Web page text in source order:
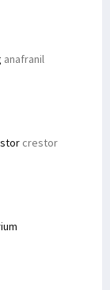
anafranil
crestor